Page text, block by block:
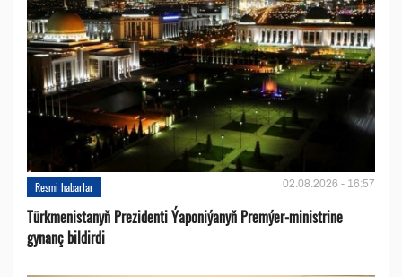
Resmi habarlar 02.08.2026 - 16:57
Türkmenistanyň Prezidenti Ýaponiýanyň Premýer-ministrine
gynanç bildirdi